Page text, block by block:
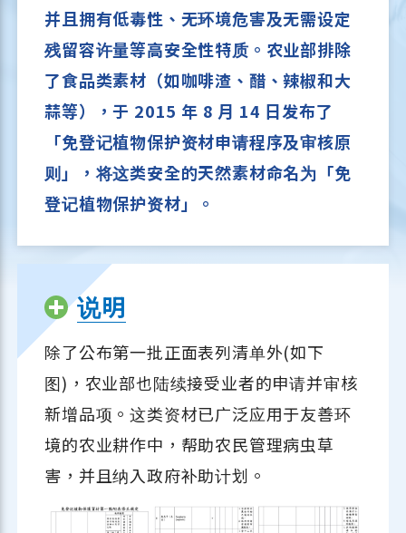
并且拥有低毒性、无环境危害及无需设定
残留容许量等高安全性特质。农业部排除
了食品类素材（如咖啡渣、醋、辣椒和大
蒜等），于 2015 年 8 月 14 日发布了
「免登记植物保护资材申请程序及审核原
则」，将这类安全的天然素材命名为「免
登记植物保护资材」。
说明
除了公布第一批正面表列清单外(如下
图)，农业部也陆续接受业者的申请并审核
新增品项。这类资材已广泛应用于友善环
境的农业耕作中，帮助农民管理病虫草
害，并且纳入政府补助计划。